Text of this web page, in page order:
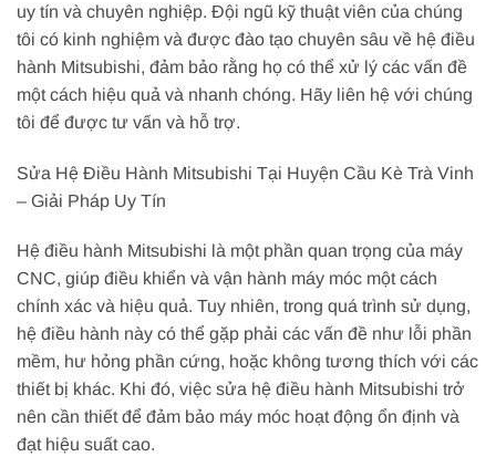
uy tín và chuyên nghiệp. Đội ngũ kỹ thuật viên của chúng
tôi có kinh nghiệm và được đào tạo chuyên sâu về hệ điều
hành Mitsubishi, đảm bảo rằng họ có thể xử lý các vấn đề
một cách hiệu quả và nhanh chóng. Hãy liên hệ với chúng
tôi để được tư vấn và hỗ trợ.
Sửa Hệ Điều Hành Mitsubishi Tại Huyện Cầu Kè Trà Vinh
– Giải Pháp Uy Tín
Hệ điều hành Mitsubishi là một phần quan trọng của máy
CNC, giúp điều khiển và vận hành máy móc một cách
chính xác và hiệu quả. Tuy nhiên, trong quá trình sử dụng,
hệ điều hành này có thể gặp phải các vấn đề như lỗi phần
mềm, hư hỏng phần cứng, hoặc không tương thích với các
thiết bị khác. Khi đó, việc sửa hệ điều hành Mitsubishi trở
nên cần thiết để đảm bảo máy móc hoạt động ổn định và
đạt hiệu suất cao.